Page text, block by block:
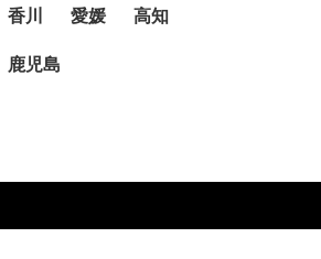
香川 愛媛 高知
鹿児島